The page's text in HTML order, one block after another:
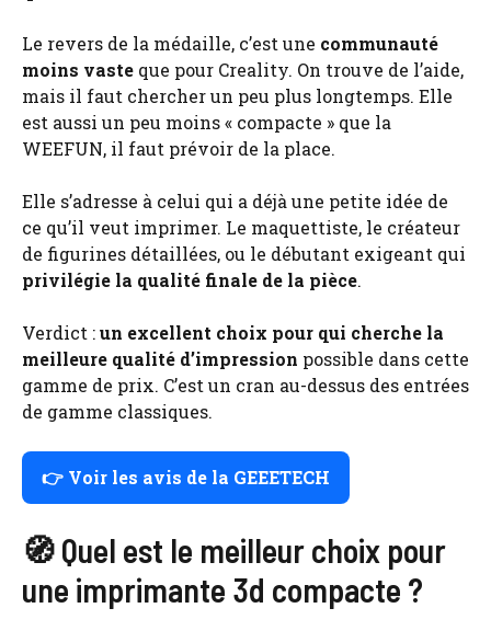
Le revers de la médaille, c’est une communauté
moins vaste que pour Creality. On trouve de l’aide,
mais il faut chercher un peu plus longtemps. Elle
est aussi un peu moins « compacte » que la
WEEFUN, il faut prévoir de la place.
Elle s’adresse à celui qui a déjà une petite idée de
ce qu’il veut imprimer. Le maquettiste, le créateur
de figurines détaillées, ou le débutant exigeant qui
privilégie la qualité finale de la pièce.
Verdict :un excellent choix pour qui cherche la
meilleure qualité d’impression possible dans cette
gamme de prix. C’est un cran au-dessus des entrées
de gamme classiques.
👉 Voir les avis de la GEEETECH
🧭 Quel est le meilleur choix pour
une imprimante 3d compacte ?